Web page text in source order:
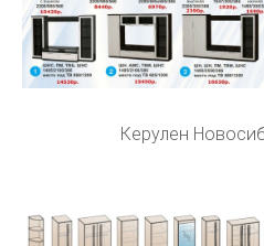
Керулен